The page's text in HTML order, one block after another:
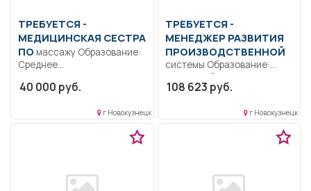
ТРЕБУЕТСЯ -
МЕДИЦИНСКАЯ СЕСТРА
ПО массажу Образование:
Среднее
образование.. Оказание
пациентам, выполнение...
40 000 руб.
г Новокузнецк
ТРЕБУЕТСЯ -
МЕНЕДЖЕР РАЗВИТИЯ
ПРОИЗВОДСТВЕННОЙ
системы Образование:
Высшее образование —
бакалавриат.. Обеспечение
108 623 руб.
г Новокузнецк